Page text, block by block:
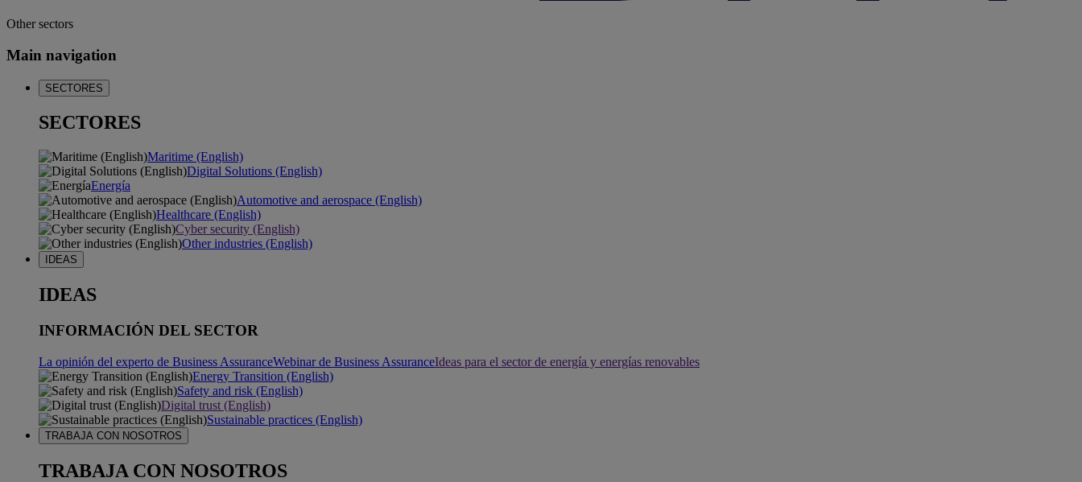
Other sectors
Main navigation
SECTORES
SECTORES
Maritime (English)
Digital Solutions (English)
Energía
Automotive and aerospace (English)
Healthcare (English)
Cyber security (English)
Other industries (English)
IDEAS
IDEAS
INFORMACIÓN DEL SECTOR
La opinión del experto de Business AssuranceWebinar de Business AssuranceIdeas para el sector de energía y energías renovables
Energy Transition (English)
Safety and risk (English)
Digital trust (English)
Sustainable practices (English)
TRABAJA CON NOSOTROS
TRABAJA CON NOSOTROS